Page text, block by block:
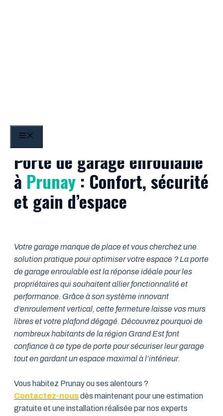
Porte de garage enroulable
à Prunay: Confort, sécurité
et gain d’espace
Votre garage manque de place et vous cherchez une
solution pratique pour optimiser votre espace ? La porte
de garage enroulable est la réponse idéale pour les
propriétaires qui souhaitent allier fonctionnalité et
performance. Grâce à son système innovant
d’enroulement vertical, cette fermeture laisse vos murs
libres et votre plafond dégagé. Découvrez pourquoi de
nombreux habitants de la région Grand Est font
confiance à ce type de porte pour sécuriser leur garage
tout en gardant un espace maximal à l’intérieur.
Vous habitez Prunay ou ses alentours ?
Contactez-nousdès maintenant pour une estimation
gratuite et une installation réalisée par nos experts